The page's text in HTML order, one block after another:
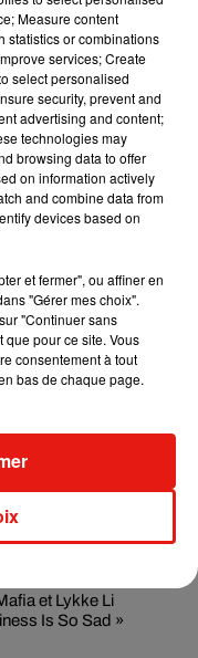
un nouvel
mondiale
dévoilent leur
attendue
changeait de
premier...
Mafia dévoilent enfin
en...
et Lykke Li
Is So Sad »
Measure content
statistics or combinations
services; Create
select personalised
security, prevent and
advertising and content;
technologies may
browsing data to offer
on information actively
and combine data from
devices based on
et fermer", ou affiner en
"Gérer mes choix".
"Continuer sans
pour ce site. Vous
consentement à tout
bas de chaque page.